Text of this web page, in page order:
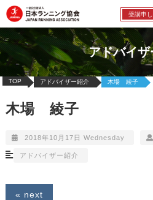
受講申
アドバイザ
TOP アドバイザー紹介 木場 綾子
木場 綾子
2018年10月17日 Wednesday
アドバイザー紹介
« next